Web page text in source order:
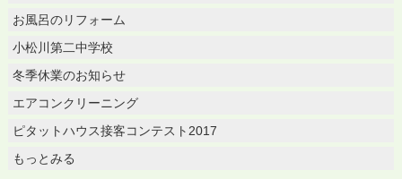
お風呂のリフォーム
小松川第二中学校
冬季休業のお知らせ
エアコンクリーニング
ピタットハウス接客コンテスト2017
もっとみる